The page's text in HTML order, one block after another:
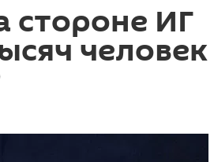
стороне ИГ
человек